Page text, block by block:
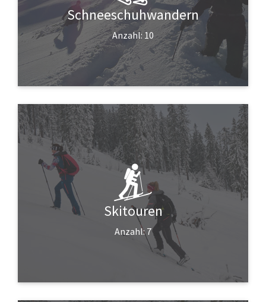
Schneeschuhwandern
Anzahl: 10
Skitouren
Anzahl: 7